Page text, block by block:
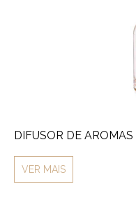
DIFUSOR DE
VER MAIS